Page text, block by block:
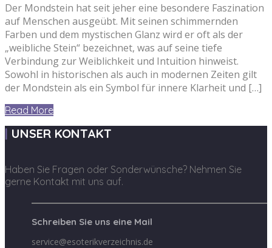
Der Mondstein hat seit jeher eine besondere Faszination
auf Menschen ausgeübt. Mit seinen schimmernden
Farben und dem mystischen Glanz wird er oft als der
„weibliche Stein“ bezeichnet, was auf seine tiefe
Verbindung zur Weiblichkeit und Intuition hinweist.
Sowohl in historischen als auch in modernen Zeiten gilt
der Mondstein als ein Symbol für innere Klarheit und […]
Read More
UNSER KONTAKT
Haben Sie Fragen oder Sonderwünsche? Nehmen Sie
gerne Kontakt mit uns auf.
Schreiben Sie uns eine Mail
service@esoterikverzeichnis.de